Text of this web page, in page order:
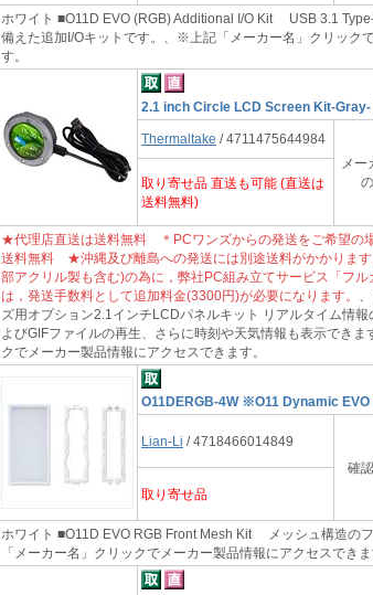
ホワイト ■O11D EVO (RGB) Additional I/O Kit USB 3.1
備えた追加I/Oキットです。、※上記「メーカー名」クリック
す。
2.1 inch Circle LCD Screen Kit-
Thermaltake / 4711475644984
メー
取り寄せ品 直送も可能 (直送は
送料無料)
★代理店直送は送料無料 ＊PCワンズからの発送をご希望の
送料無料 ★沖縄及び離島への発送には別途送料がかかりま
部アクリル製も含む)の為に，弊社PC組み立てサービス「フ
は，発送手数料として追加料金(3300円)が必要になります。
ズ用オプション2.1インチLCDパネルキット リアルタイム情
よびGIFファイルの再生、さらに時刻や天気情報も表示でき
クでメーカー製品情報にアクセスできます。
O11DERGB-4W ※O11 Dynamic EVO
Lian-Li / 4718466014849
確
取り寄せ品
ホワイト ■O11D EVO RGB Front Mesh Kit メッシュ構造の
「メーカー名」クリックでメーカー製品情報にアクセスできま